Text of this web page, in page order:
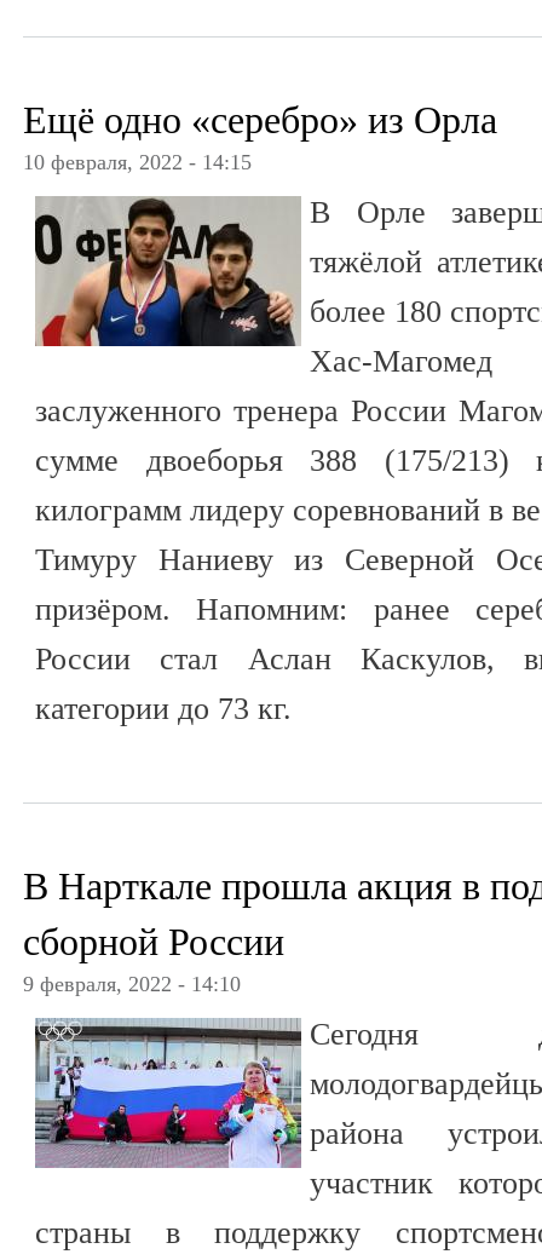
Ещё одно «серебро» из Орла
10 февраля, 2022 - 14:15
В Орле
тяжёлой
более 180
Хас-Магомед
заслуженного тренера России
сумме двоеборья 388 (175/213)
килограмм лидеру соревнований в
Тимуру Наниеву из Северной
призёром. Напомним: ранее
России стал Аслан Каскулов,
категории до 73 кг.
В Нарткале прошла акция в
сборной России
9 февраля, 2022 - 14:10
Сегодня
района
участник
страны в поддержку